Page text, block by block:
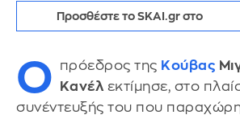
Προσθέστε το SKAI.gr στο
Ο πρόεδρος της Κούβας
Κανέλ εκτίμησε, στο
συνέντευξής του που